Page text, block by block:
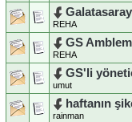
REHA
GS
REHA
GS'li
umut
haftanın
rainman